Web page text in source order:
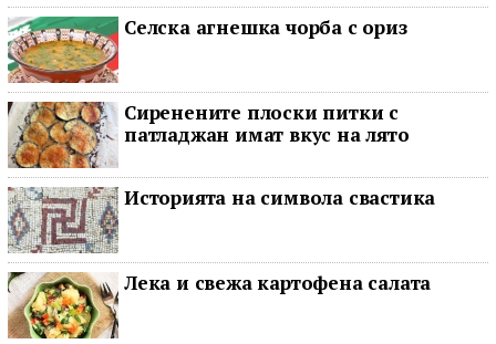
Селска агнешка чорба с ориз
Сиренените плоски питки с
патладжан имат вкус на лято
Историята на символа свастика
Лека и свежа картофена салата